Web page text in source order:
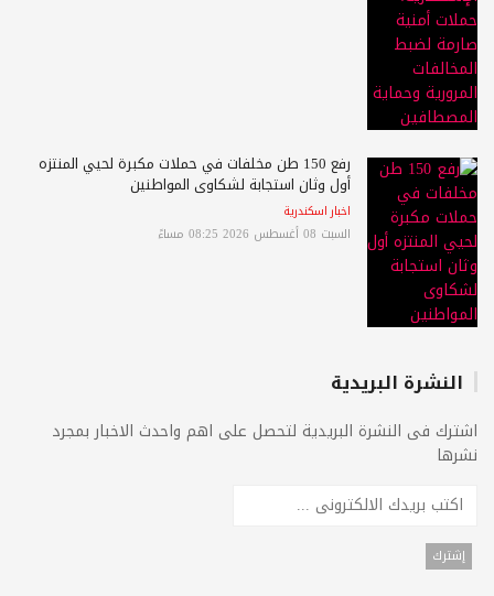
رفع 150 طن مخلفات في حملات مكبرة لحيي المنتزه
أول وثان استجابة لشكاوى المواطنين
اخبار اسكندرية
السبت 08 أغسطس 2026 08:25 مساءً
النشرة البريدية
اشترك فى النشرة البريدية لتحصل على اهم واحدث الاخبار بمجرد
نشرها